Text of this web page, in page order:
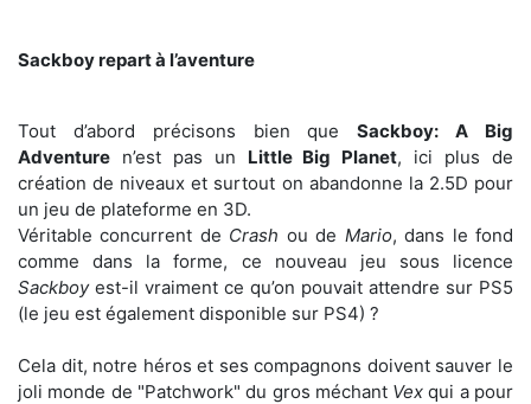
Sackboy repart à l’aventure
Tout d’abord précisons bien queSackboy: A Big
Adventure n’est pas un Little Big Planet, ici plus de
création de niveaux et surtout on abandonne la 2.5D pour
un jeu de plateforme en 3D.
Véritable concurrent de Crash ou de Mario, dans le fond
comme dans la forme, ce nouveau jeu sous licence
Sackboy est-il vraiment ce qu’on pouvait attendre sur PS5
(le jeu est également disponible sur PS4) ?
Cela dit, notre héros et ses compagnons doivent sauver le
joli monde de "Patchwork" du gros méchant Vexqui a pour